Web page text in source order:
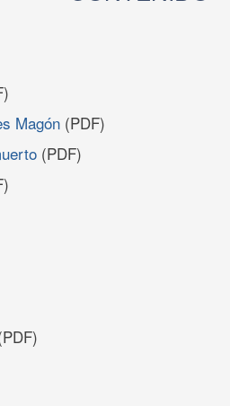
Magón (PDF)
(PDF)